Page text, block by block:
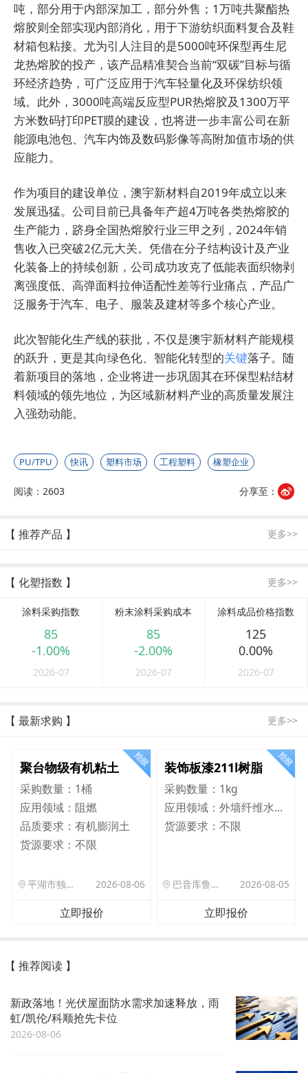
吨，部分用于内部深加工，部分外售；1万吨共聚酯热
熔胶则全部实现内部消化，用于下游纺织面料复合及鞋
材箱包粘接。尤为引人注目的是5000吨环保型再生尼
龙热熔胶的投产，该产品精准契合当前“双碳”目标与循
环经济趋势，可广泛应用于汽车轻量化及环保纺织领
域。此外，3000吨高端反应型PUR热熔胶及1300万平
方米数码打印PET膜的建设，也将进一步丰富公司在新
能源电池包、汽车内饰及数码影像等高附加值市场的供
应能力。
作为项目的建设单位，澳宇新材料自2019年成立以来
发展迅猛。公司目前已具备年产超4万吨各类热熔胶的
生产能力，跻身全国热熔胶行业三甲之列，2024年销
售收入已突破2亿元大关。凭借在分子结构设计及产业
化装备上的持续创新，公司成功攻克了低能表面织物剥
离强度低、高弹面料拉伸适配性差等行业痛点，产品广
泛服务于汽车、电子、服装及建材等多个核心产业。
此次智能化生产线的获批，不仅是澳宇新材料产能规模
的跃升，更是其向绿色化、智能化转型的关键落子。随
着新项目的落地，企业将进一步巩固其在环保型粘结材
料领域的领先地位，为区域新材料产业的高质量发展注
入强劲动能。
PU/TPU 快讯 塑料市场 工程塑料 橡塑企业
阅读：2603 分享至：
【 推荐产品 】 更多>>
【 化塑指数 】 更多>>
涂料采购指数
85
-1.00%
2026-07
粉末涂料采购成本
85
-2.00%
2026-07
涂料成品价格指数
125
0.00%
2026-07
【 最新求购 】 更多>>
聚台物级有机粘土
采购数量： 1桶
应用领域： 阻燃
品质要求： 有机膨润土
货源要求： 不限
平湖市独山港镇集港路 589 号 2026-08-06
立即报价
装饰板漆211l树脂
采购数量： 1kg
应用领域：
外墙纤维水泥板
货源要求：不限
巴音库鲁提镇,托帕口岸六号库房 2026-08-05
立即报价
【 推荐阅读 】
新政落地！光伏屋面防水需求加速释放，雨
虹/凯伦/科顺抢先卡位
2026-08-06